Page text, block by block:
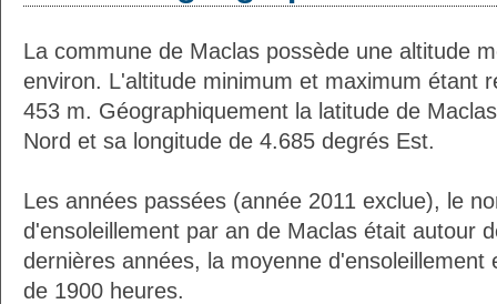
La commune de Maclas possède une altitude
environ. L'altitude minimum et maximum étant
453 m. Géographiquement la latitude de
Nord et sa longitude de 4.685 degrés Est.
Les années passées (année 2011 exclue), le
d'ensoleillement par an de Maclas était autour
dernières années, la moyenne d'ensoleillement
de 1900 heures.